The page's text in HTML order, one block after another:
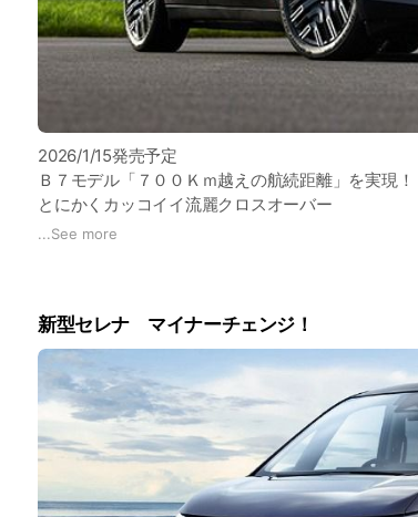
2026/1/15発売予定
Ｂ７モデル「７００Ｋｍ越えの航続距離」を実現！
とにかくカッコイイ流麗クロスオーバー
全長が120ｍｍ短く全幅が20ｍｍワイドになりました
...See more
新型セレナ マイナーチェンジ！